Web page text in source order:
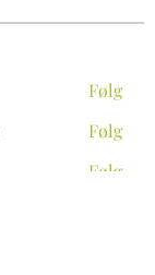
Følg
Følg
Følg